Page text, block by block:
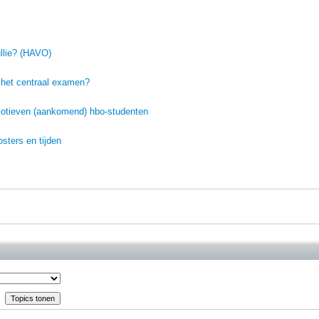
(HAVO)
centraal examen?
(aankomend) hbo-studenten
en tijden